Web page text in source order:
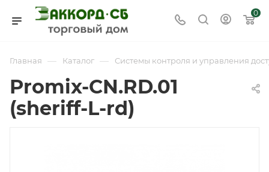
0
Главная — Каталог — Системы контроля и управления
Promix-CN.RD.01
(sheriff-L-rd)